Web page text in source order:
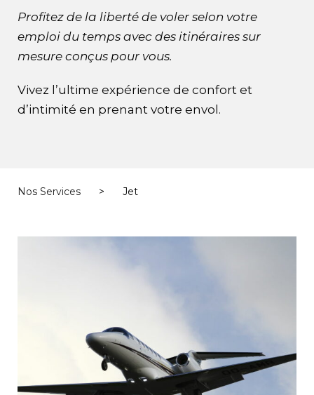
Profitez de la liberté de voler selon votre
emploi du temps avec des itinéraires sur
mesure conçus pour vous.
Vivez l’ultime expérience de confort et
d’intimité en prenant votre envol.
Nos Services > Jet